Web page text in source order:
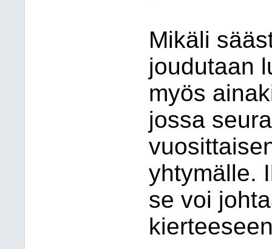
Mikäli
joudutaan
myös
jossa
yhtymälle.
se voi